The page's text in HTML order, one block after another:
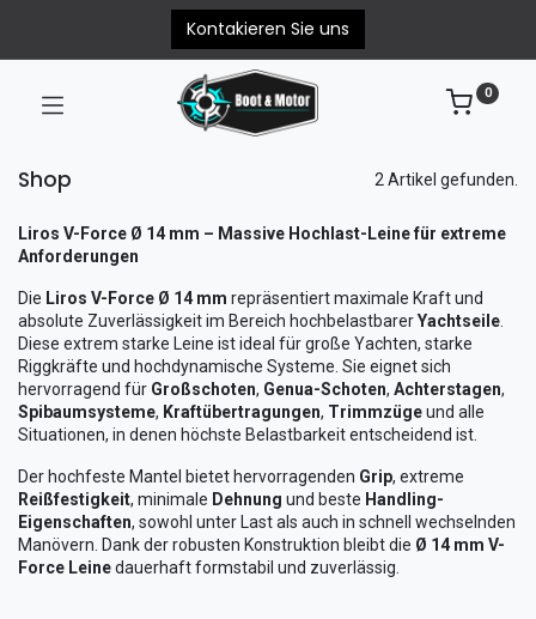
Kontakieren Sie uns
0
Shop 2 Artikel gefunden.
Liros V-Force Ø 14 mm – Massive Hochlast-Leine für extreme
Anforderungen
Die Liros V-Force Ø 14 mm repräsentiert maximale Kraft und
absolute Zuverlässigkeit im Bereich hochbelastbarerYachtseile
Diese extrem starke Leine ist ideal für große Yachten, starke
Riggkräfte und hochdynamische Systeme. Sie eignet sich
hervorragend für Großschoten, Genua-Schoten, Achterstagen,
Spibaumsysteme, Kraftübertragungen, Trimmzügeund alle
Situationen, in denen höchste Belastbarkeit entscheidend ist.
Der hochfeste Mantel bietet hervorragenden Grip, extreme
Reißfestigkeit, minimale Dehnung und beste Handling-
Eigenschaften, sowohl unter Last als auch in schnell wechselnden
Manövern. Dank der robusten Konstruktion bleibt die Ø 14 mm V-
Force Leinedauerhaft formstabil und zuverlässig.